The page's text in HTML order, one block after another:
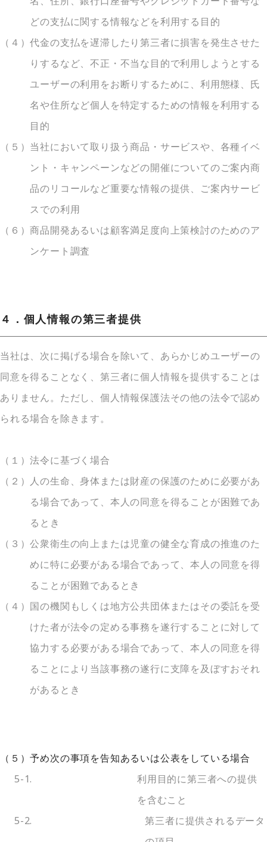
どの支払に関する情報などを利用する目的
（４）代金の支払を遅滞したり第三者に損害を発生させた
りするなど、不正・不当な目的で利用しようとする
ユーザーの利用をお断りするために、利用態様、氏
名や住所など個人を特定するための情報を利用する
目的
（５） 当社において取り扱う商品・サービスや、各種イベ
ント・キャンペーンなどの開催についてのご案内商
品のリコールなど重要な情報の提供、ご案内サービ
スでの利用
（６）商品開発あるいは顧客満足度向上策検討のためのア
ンケート調査
４．個人情報の第三者提供
当社は、次に掲げる場合を除いて、あらかじめユーザーの
同意を得ることなく、第三者に個人情報を提供することは
ありません。ただし、個人情報保護法その他の法令で認め
られる場合を除きます。
（１）法令に基づく場合
（２） 人の生命、身体または財産の保護のために必要があ
る場合であって、本人の同意を得ることが困難であ
るとき
（３）公衆衛生の向上または児童の健全な育成の推進のた
めに特に必要がある場合であって、本人の同意を得
ることが困難であるとき
（４） 国の機関もしくは地方公共団体またはその委託を受
けた者が法令の定める事務を遂行することに対して
協力する必要がある場合であって、本人の同意を得
ることにより当該事務の遂行に支障を及ぼすおそれ
があるとき
（５）予め次の事項を告知あるいは公表をしている場合
5-1.
利用目的に第三者への提供
を含むこと
5-2.
第三者に提供されるデータ